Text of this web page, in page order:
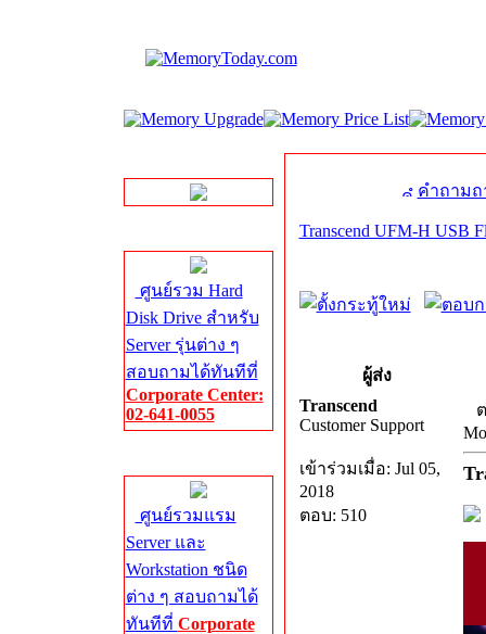
ศูนย์รวม Hard
Disk Drive สำหรับ
Server รุ่นต่าง ๆ
สอบถามได้ทันทีที่
Corporate Center:
02-641-0055
ศูนย์รวมแรม
Server และ
Workstation ชนิด
ต่าง ๆ สอบถามได้
ทันทีที่ Corporate
คำถาม
Transcend UFM-H USB
ผู้ส่ง
Transcend
Customer Support
เข้าร่วมเมื่อ: Jul 05,
2018
ตอบ: 510